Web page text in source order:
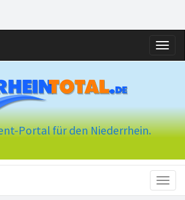
Portal für den Niederrhein.